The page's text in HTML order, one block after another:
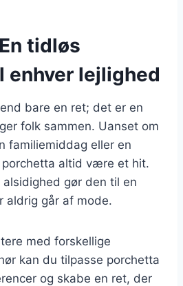
tidløs
enhver lejlighed
bare en ret; det er en
folk sammen. Uanset om
familiemiddag eller en
altid være et hit.
alsidighed gør den til en
aldrig går af mode.
med forskellige
kan du tilpasse porchetta
og skabe en ret, der